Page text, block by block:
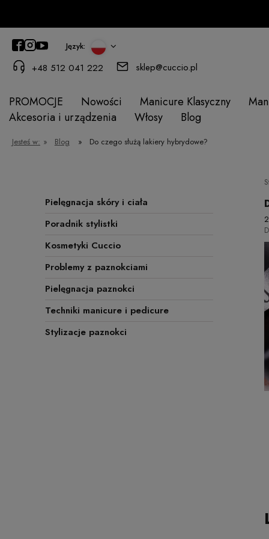
Język:
+48 512 041 222 sklep@cuccio.pl
PROMOCJE Nowości Manicure Klasyczny
Akcesoria i urządzenia
Włosy Blog
Jesteś w: » Blog » Do czego służą lakiery hybrydowe?
Pielęgnacja skóry i ciała
Poradnik stylistki
Kosmetyki Cuccio
Problemy z paznokciami
Pielęgnacja paznokci
Techniki manicure i pedicure
Stylizacje paznokci